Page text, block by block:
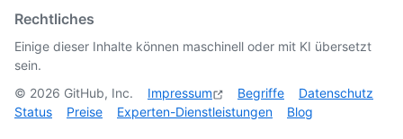
Rechtliches
Einige dieser Inhalte können maschinell oder mit KI übersetzt
sein.
© 2026 GitHub, Inc. Impressum Begriffe
Datenschutz
Status
Preise Experten-Dienstleistungen Blog